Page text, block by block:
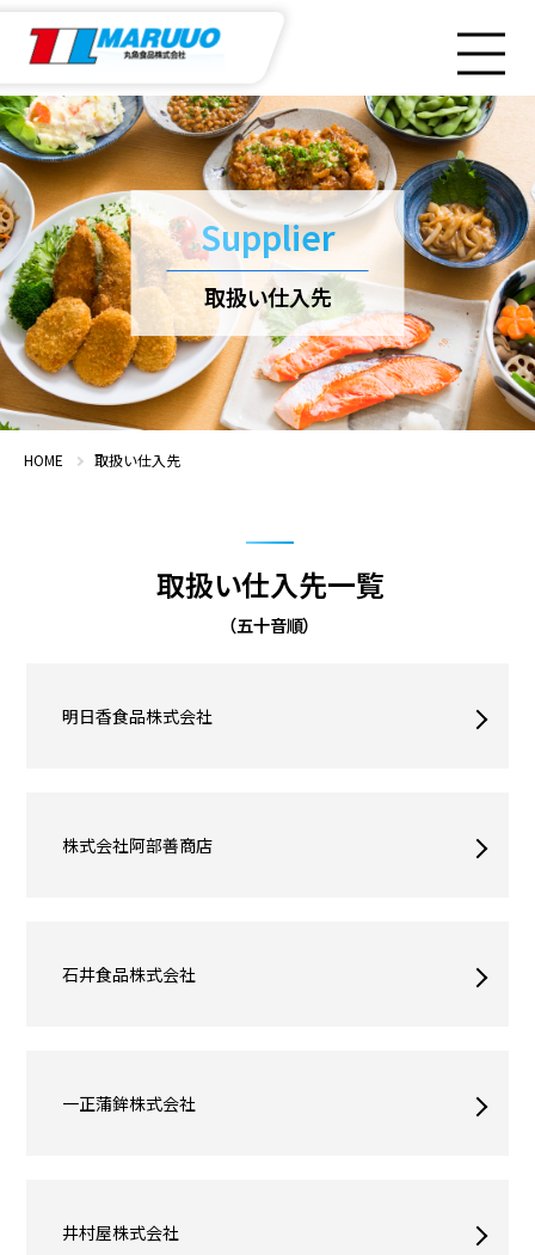
企業情報
丸魚食品の特徴
取扱い商品
取扱い仕入先
採用情報
お問い合わせ
Supplier
取扱い仕入先
HOME 取扱い仕入先
取扱い仕入先一覧
（五十音順）
明日香食品株式会社
株式会社阿部善商店
石井食品株式会社
一正蒲鉾株式会社
井村屋株式会社